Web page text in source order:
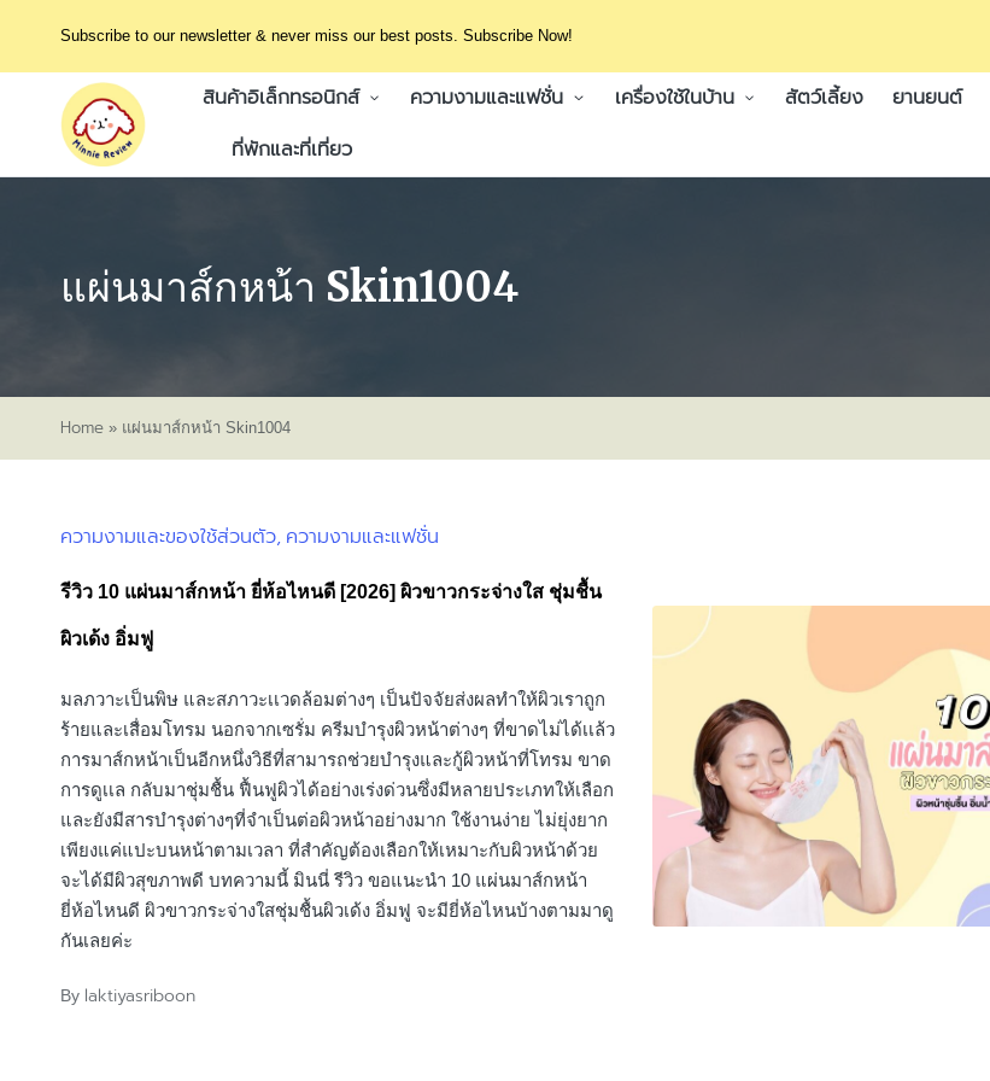
Subscribe to our newsletter & never miss our best posts. Subscribe Now!
สินค้าอิเล็กทรอนิกส์ ความงามและแฟชั่น เครื่องใช้ในบ้าน สัตว์เลี้ยง ยานยนต์
ที่พักและที่เที่ยว
แผ่นมาส์กหน้า Skin1004
Home » แผ่นมาส์กหน้า Skin1004
Posted
ความงามและของใช้ส่วนตัว ความงามและแฟชั่น
รีวิว 10 แผ่นมาส์กหน้า ยี่ห้อไหนดี [2026] ผิวขาวกระจ่างใส ชุ่มชื้น
ผิวเด้ง อิ่มฟู
มลภวาะเป็นพิษ และสภาวะเเวดล้อมต่างๆ เป็นปัจจัยส่งผลทำให้ผิวเราถูก
ร้ายและเสื่อมโทรม นอกจากเซรั่ม ครีมบำรุงผิวหน้าต่างๆ ที่ขาดไม่ได้เเล้ว
การมาส์กหน้าเป็นอีกหนึ่งวิธีที่สามารถช่วยบำรุงและกู้ผิวหน้าที่โทรม ขาด
การดูเเล กลับมาชุ่มชื้น ฟื้นฟูผิวได้อย่างเร่งด่วนซึ่งมีหลายประเภทให้เลือก
และยังมีสารบำรุงต่างๆที่จำเป็นต่อผิวหน้าอย่างมาก ใช้งานง่าย ไม่ยุ่งยาก
เพียงแค่แปะบนหน้าตามเวลา ที่สำคัญต้องเลือกให้เหมาะกับผิวหน้าด้วย
จะได้มีผิวสุขภาพดี บทความนี้ มินนี่ รีวิว ขอแนะนำ 10 แผ่นมาส์กหน้า
ยี่ห้อไหนดี ผิวขาวกระจ่างใสชุ่มชื้นผิวเด้ง อิ่มฟู จะมียี่ห้อไหนบ้างตามมาดู
กันเลยค่ะ
Posted
By laktiyasriboon